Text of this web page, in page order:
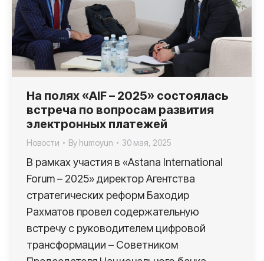
На полях «AIF – 2025» состоялась
встреча по вопросам развития
электронных платежей
Новости By humoyun 30 мая, 2025
В рамках участия в «Astana International
Forum – 2025» директор Агентства
стратегических реформ Баходир
Рахматов провел содержательную
встречу с руководителем цифровой
трансформации – Советником